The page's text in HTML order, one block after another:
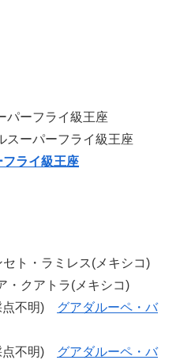
パーフライ級王座
スーパーフライ級王座
ライ級王座
ト・ラミレス(メキシコ)
クアトラ(メキシコ)
点不明) グアダルーペ・バ
点不明) グアダルーペ・バ